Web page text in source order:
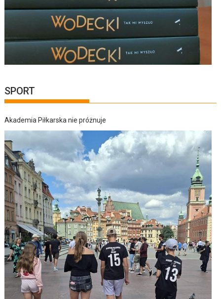
SPORT
Akademia Piłkarska nie próżnuje